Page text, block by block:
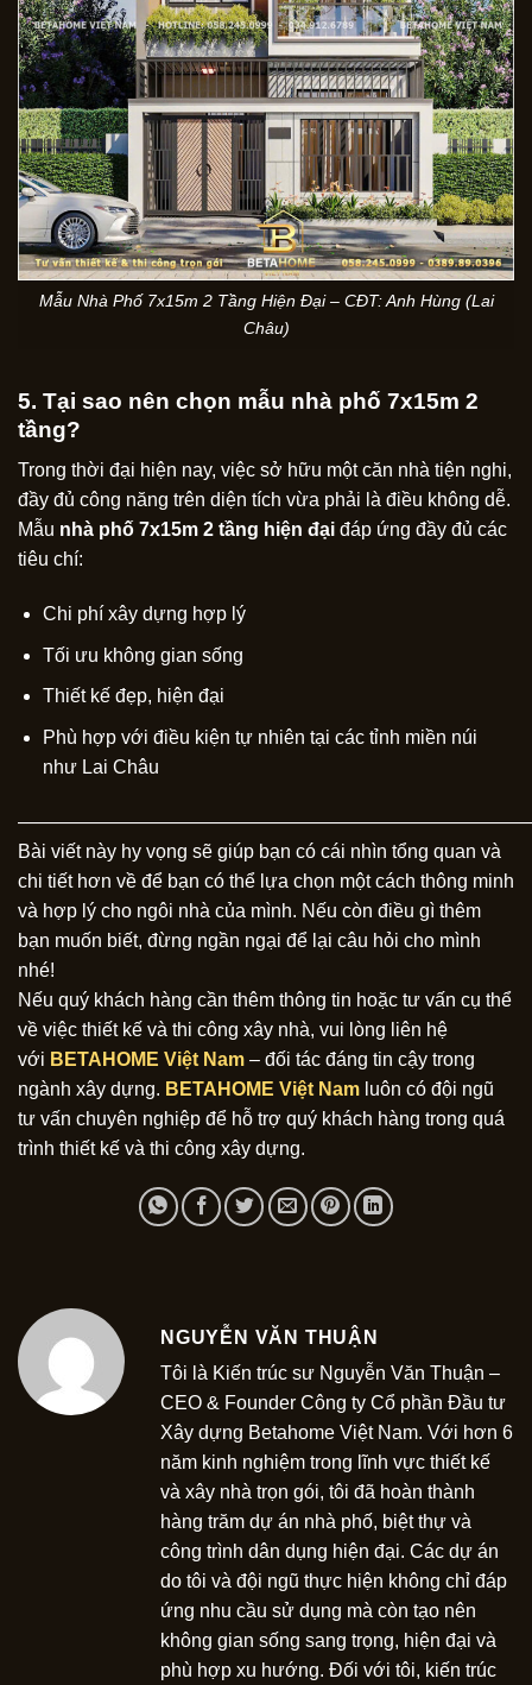
Mẫu Nhà Phố 7x15m 2 Tầng Hiện Đại – CĐT: Anh Hùng (Lai
Châu)
5. Tại sao nên chọn mẫu nhà phố 7x15m 2
tầng?
Trong thời đại hiện nay, việc sở hữu một căn nhà tiện nghi,
đầy đủ công năng trên diện tích vừa phải là điều không dễ.
Mẫu nhà phố 7x15m 2 tầng hiện đại đáp ứng đầy đủ các
tiêu chí:
Chi phí xây dựng hợp lý
Tối ưu không gian sống
Thiết kế đẹp, hiện đại
Phù hợp với điều kiện tự nhiên tại các tỉnh miền núi
như Lai Châu
Bài viết này hy vọng sẽ giúp bạn có cái nhìn tổng quan và
chi tiết hơn về để bạn có thể lựa chọn một cách thông minh
và hợp lý cho ngôi nhà của mình. Nếu còn điều gì thêm
bạn muốn biết, đừng ngần ngại để lại câu hỏi cho mình
nhé!
Nếu quý khách hàng cần thêm thông tin hoặc tư vấn cụ thể
về việc thiết kế và thi công xây nhà, vui lòng liên hệ
với BETAHOME Việt Nam – đối tác đáng tin cậy trong
ngành xây dựng. BETAHOME Việt Nam luôn có đội ngũ
tư vấn chuyên nghiệp để hỗ trợ quý khách hàng trong quá
trình thiết kế và thi công xây dựng.
NGUYỄN VĂN THUẬN
Tôi là Kiến trúc sư Nguyễn Văn Thuận –
CEO & Founder Công ty Cổ phần Đầu tư
Xây dựng Betahome Việt Nam. Với hơn 6
năm kinh nghiệm trong lĩnh vực thiết kế
và xây nhà trọn gói, tôi đã hoàn thành
hàng trăm dự án nhà phố, biệt thự và
công trình dân dụng hiện đại. Các dự án
do tôi và đội ngũ thực hiện không chỉ đáp
ứng nhu cầu sử dụng mà còn tạo nên
không gian sống sang trọng, hiện đại và
phù hợp xu hướng. Đối với tôi, kiến trúc